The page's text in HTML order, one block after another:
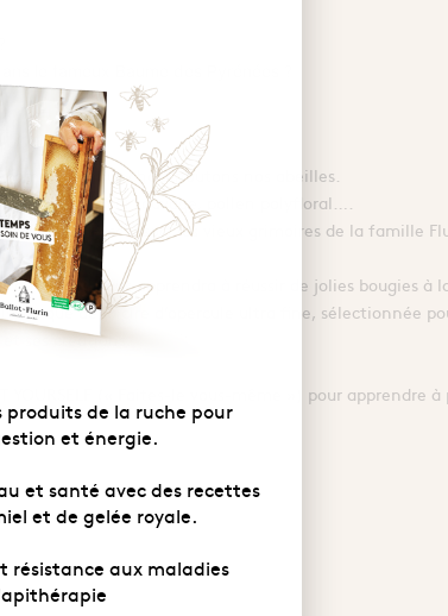
le fameux Baume des Pyrénées ?
nous chouchoutons nos abeilles.
: miel sauvage, pollen polyfloral….
à 17h30, Pascal sort les vieux grimoires de la famille
il vous apprendra à réussir de jolies bougies à
que de la cire d’opercule ultra fine, sélectionnée
ses créations.
(« Faites-le vous-même ») pour apprendre à
produits de la ruche pour
et énergie.
et santé avec des recettes
et de gelée royale.
résistance aux maladies